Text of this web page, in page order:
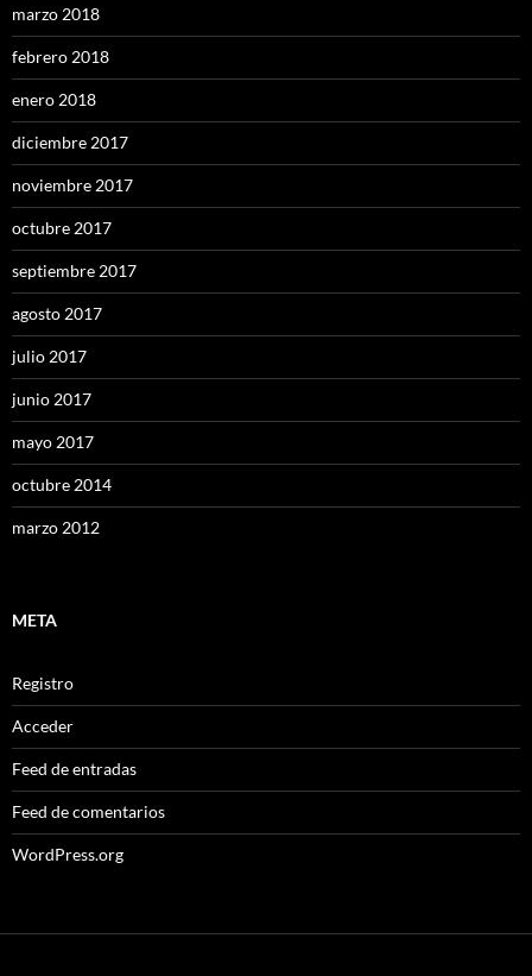
marzo 2018
febrero 2018
enero 2018
diciembre 2017
noviembre 2017
octubre 2017
septiembre 2017
agosto 2017
julio 2017
junio 2017
mayo 2017
octubre 2014
marzo 2012
META
Registro
Acceder
Feed de entradas
Feed de comentarios
WordPress.org